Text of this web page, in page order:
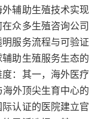
辅助生殖技术实现
众多生殖咨询公司
服务流程与可验证
助生殖服务生态的
：其一，海外医疗
外顶尖生育中心的
认证的医院建立官